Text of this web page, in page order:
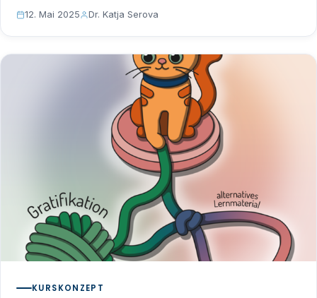
12. Mai 2025 Dr. Katja Serova
KURSKONZEPT